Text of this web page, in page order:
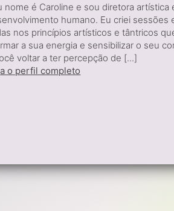
nome é Caroline e sou diretora artística
humano. Eu criei sessões
nos princípios artísticos e tântricos
a sua energia e sensibilizar o seu
voltar a ter percepção de [...]
o perfil completo